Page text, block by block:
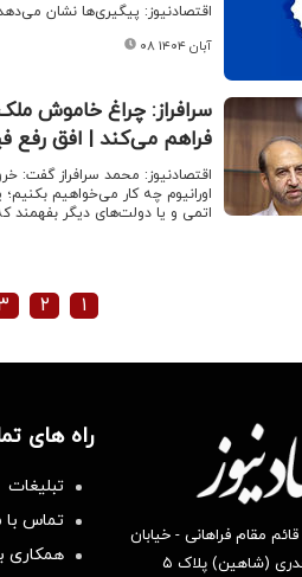
اقتصادنیوز: پیگیری‌ها نشان
۰۸ آبان ۱۴۰۴
فراهم می‌کند | افق رفع
اقتصادنیوز: محمد سرافراز گفت:
اورانیوم چه کار می‌خواهیم
اتمی و یا دولت‌های دیگر بفهمند
۱ ۲
مقام فراهانی - خیابان
(شاهین) پلاک ۵
راه های
تبلیغات
تماس با
همکاری